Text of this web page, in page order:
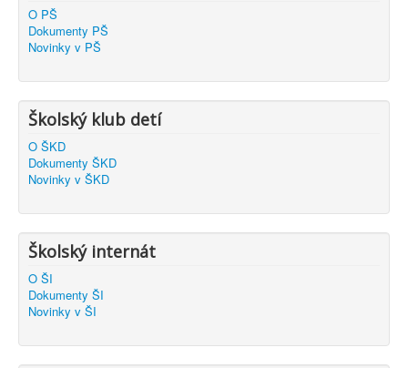
O PŠ
Dokumenty PŠ
Novinky v PŠ
Školský klub detí
O ŠKD
Dokumenty ŠKD
Novinky v ŠKD
Školský internát
O ŠI
Dokumenty ŠI
Novinky v ŠI